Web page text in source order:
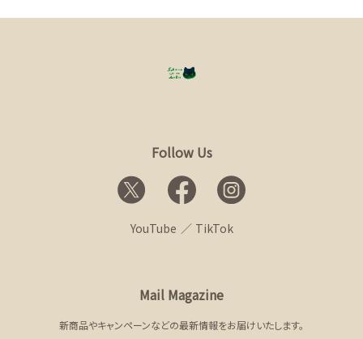
Follow Us
YouTube TikTok
Mail Magazine
新商品やキャンペーンなどの最新情報をお届けいたします。